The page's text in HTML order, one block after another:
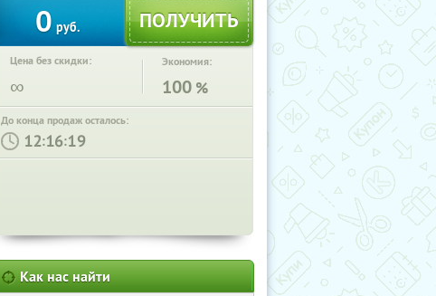
0 руб.
Цена без скидки:
∞
Экономия:
100 %
До конца продаж осталось:
: :
Как нас найти